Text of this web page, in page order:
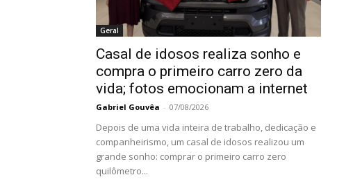
Geral
Casal de idosos realiza sonho e
compra o primeiro carro zero da
vida; fotos emocionam a internet
Gabriel Gouvêa - 07/08/2026
Depois de uma vida inteira de trabalho, dedicação e
companheirismo, um casal de idosos realizou um
grande sonho: comprar o primeiro carro zero
quilômetro...